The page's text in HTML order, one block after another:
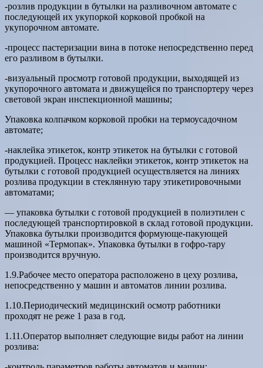
-розлив продукции в бутылки на разливочном автомате с
последующей их укупоркой корковой пробкой на
укупорочном автомате.
-процесс пастеризации вина в потоке непосредственно перед
его разливом в бутылки.
-визуальный просмотр готовой продукции, выходящей из
укупорочного автомата и движущейся по транспортеру через
световой экран инспекционной машины;
Упаковка колпачком корковой пробки на термоусадочном
автомате;
-наклейка этикеток, контр этикеток на бутылки с готовой
продукцией. Процесс наклейки этикеток, контр этикеток на
бутылки с готовой продукцией осуществляется на линиях
розлива продукции в стеклянную тару этикетировочными
автоматами;
— упаковка бутылки с готовой продукцией в полиэтилен с
последующей транспортировкой в склад готовой продукции.
Упаковка бутылки производится формующе-пакующей
машиной «Термопак». Упаковка бутылки в гофро-тару
производится вручную.
1.9.Рабочее место оператора расположено в цеху розлива,
непосредственно у машин и автоматов линии розлива.
1.10.Периодический медицинский осмотр работники
проходят не реже 1 раза в год.
1.11.Оператор выполняет следующие виды работ на линии
розлива: